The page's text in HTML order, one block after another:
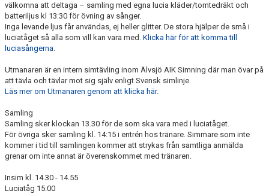
välkomna att deltaga – samling med egna lucia kläder/tomtedräkt och
batteriljus kl 13:30 för övning av sånger.
Inga levande ljus får användas, ej heller glitter. De stora hjälper de små i
luciatåget så alla som vill kan vara med. Klicka här för att komma till
luciasångerna.
Utmanaren är en intern simtävling inom Älvsjö AIK Simning där man övar på
att tävla och tävlar mot sig själv enligt Svensk simlinje.
Läs mer om Utmanaren genom att klicka här.
Samling
Samling sker klockan 13.30 för de som ska vara med i luciatåget.
För övriga sker samling kl. 14:15 i entrén hos tränare. Simmare som inte
kommer i tid till samlingen kommer att strykas från samtliga anmälda
grenar om inte annat är överenskommet med tränaren.
Insim kl. 14.30 - 14.55
Luciatåg 15.00